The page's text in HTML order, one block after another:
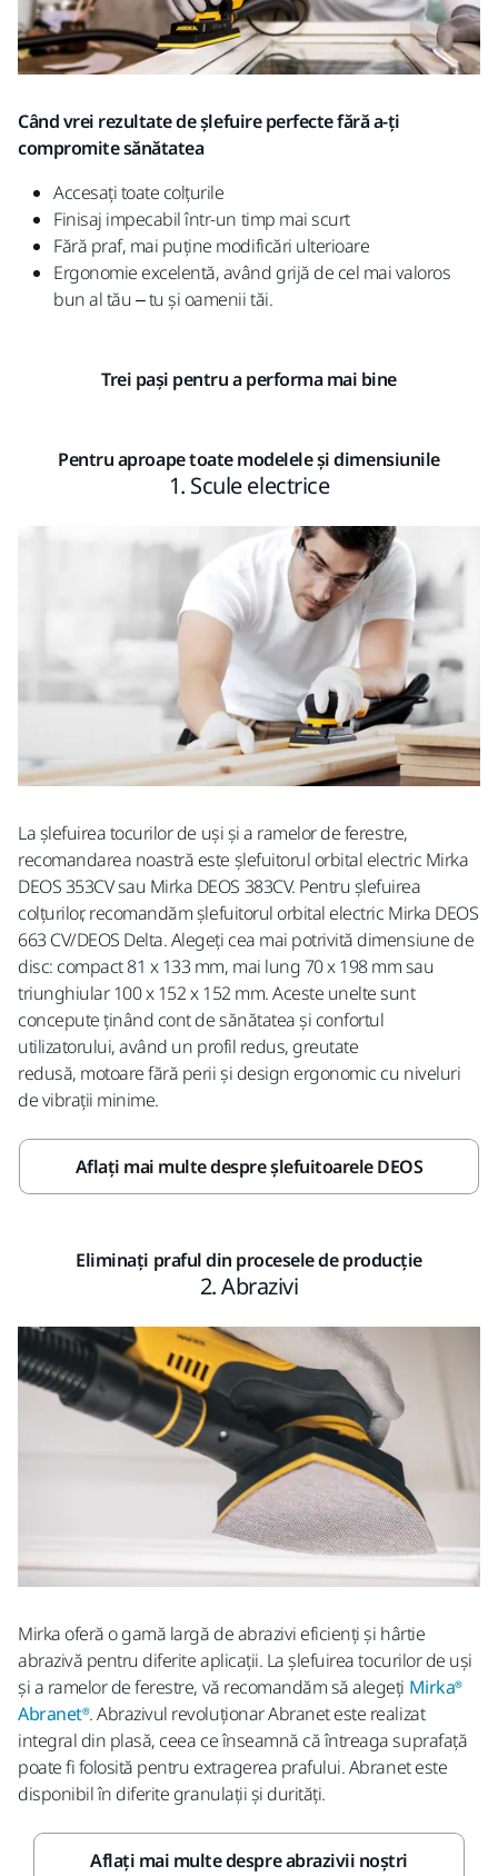
Când vrei rezultate de șlefuire perfecte fără a-ți
compromite sănătatea
Accesați toate colțurile
Finisaj impecabil într-un timp mai scurt
Fără praf, mai puține modificări ulterioare
Ergonomie excelentă, având grijă de cel mai valoros
bun al tău – tu și oamenii tăi.
Trei pași pentru a performa mai bine
Pentru aproape toate modelele și dimensiunile
1. Scule electrice
La șlefuirea tocurilor de uși și a ramelor de ferestre,
recomandarea noastră este șlefuitorul orbital electric Mirka
DEOS 353CV sau Mirka DEOS 383CV. Pentru șlefuirea
colțurilor, recomandăm șlefuitorul orbital electric Mirka DEOS
663 CV/DEOS Delta. Alegeți cea mai potrivită dimensiune de
disc: compact 81 x 133 mm, mai lung 70 x 198 mm sau
triunghiular 100 x 152 x 152 mm. Aceste unelte sunt
concepute ținând cont de sănătatea și confortul
utilizatorului, având un profil redus, greutate
redusă, motoare fără perii și design ergonomic cu niveluri
de vibrații minime.
Aflați mai multe despre șlefuitoarele DEOS
Eliminați praful din procesele de producție
2. Abrazivi
Mirka oferă o gamă largă de abrazivi eficiențiși hârtie
abrazivă pentru diferite aplicații. La șlefuirea tocurilor de uși
și a ramelor de ferestre, vă recomandăm să alegeți Mirka®
Abranet®. Abrazivul revoluționar Abranet este realizat
integral din plasă, ceea ce înseamnă că întreaga suprafață
poate fi folosită pentru extragerea prafului. Abranet este
disponibil în diferite granulații și durități.
Aflați mai multe despre abrazivii noștri